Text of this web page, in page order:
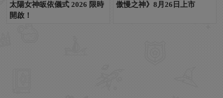
太陽女神皈依儀式 2026 限時
開啟！
傲慢之神》8月26日上市